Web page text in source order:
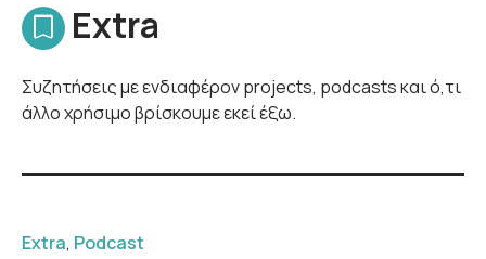
Extra
Συζητήσεις με ενδιαφέρον projects, podcasts και ό,τι
άλλο χρήσιμο βρίσκουμε εκεί έξω.
Extra, Podcast